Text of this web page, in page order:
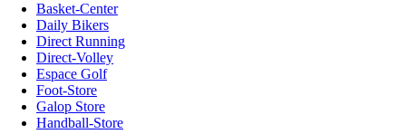
Basket-Center
Daily Bikers
Direct Running
Direct-Volley
Espace Golf
Foot-Store
Galop Store
Handball-Store